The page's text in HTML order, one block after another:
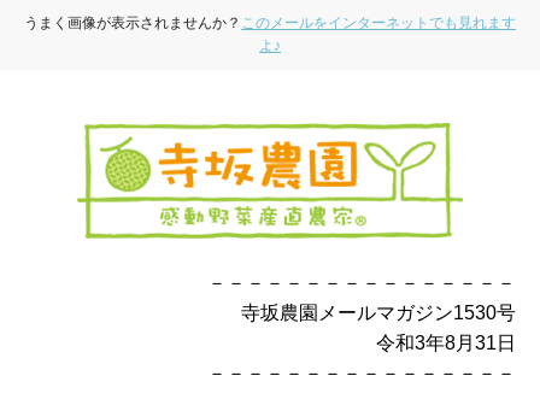
うまく画像が表示されませんか？ このメールをインターネットでも見れます
よ♪
－－－－－－－－－－－－－－－－
寺坂農園メールマガジン1530号
令和3年8月31日
－－－－－－－－－－－－－－－－